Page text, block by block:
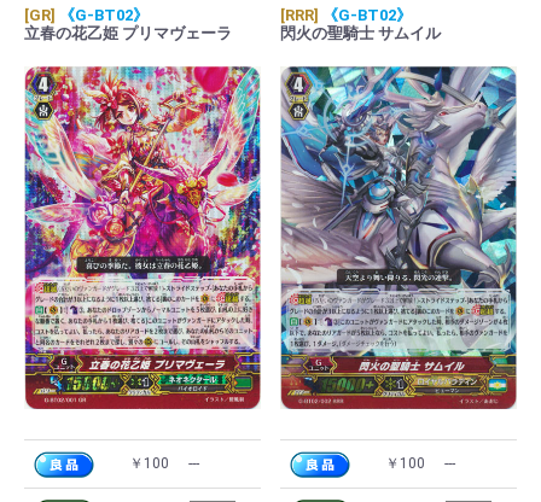
[GR]
《G-BT02》
立春の花乙姫 プリマヴェーラ
￥100 ---
[RRR]
《G-BT02》
閃火の聖騎士 サムイル
￥100 ---